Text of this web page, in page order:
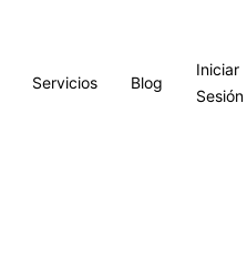
Servicios Blog
Iniciar
Sesión